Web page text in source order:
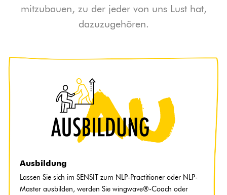
mitzubauen, zu der jeder von uns Lust hat,
dazuzugehören.
Ausbildung
Lassen Sie sich im SENSIT zum NLP-Practitioner oder NLP-
Master ausbilden, werden Sie wingwave®-Coach oder